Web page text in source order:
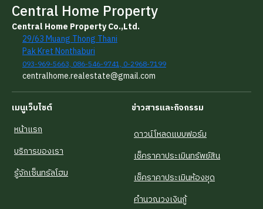
Central Home Property
Central Home Property Co.,Ltd.
29/63 Muang Thong Thani
Pak Kret Nonthaburi
093-969-5663, 086-546-9741, 0-2968-7199
centralhome.realestate@gmail.com
เมนูเว็บไซต์
หน้าแรก
บริการของเรา
รู้จักเซ็นทรัลโฮม
ข่าวสารและกิจกรรม
ดาวน์โหลดแบบฟอร์ม
เช็คราคาประเมินทรัพย์สิน
เช็คราคาประเมินห้องชุด
คำนวณวงเงินกู้